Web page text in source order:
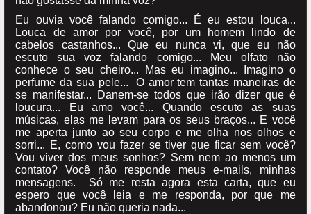
Eu ouvia você falando comigo... É eu estou louca...
Louca de amor por você, por um homem lindo de
cabelos castanhos... Que eu nunca vi, que eu não
escuto sua voz falando comigo... Meu olfato não
conhece o seu cheiro... Mas eu imagino... Imagino o
perfume da sua pele... O amor tem tantas maneiras de
se manifestar... Danem-se todos que irão dizer que é
loucura... Eu amo você... Quando escuto as suas
músicas, elas me levam para os seus braços... E você
me aperta junto ao seu corpo e me olha nos olhos e
sorri... E, como vou fazer se tiver que ficar sem você?
Vou viver dos meus sonhos? Sem nem ao menos um
contato? Você não responde meus e-mails, minhas
mensagens. Só me resta agora esta carta, que eu
espero que você leia e me responda, por que me
abandonou? Eu não queria nada...